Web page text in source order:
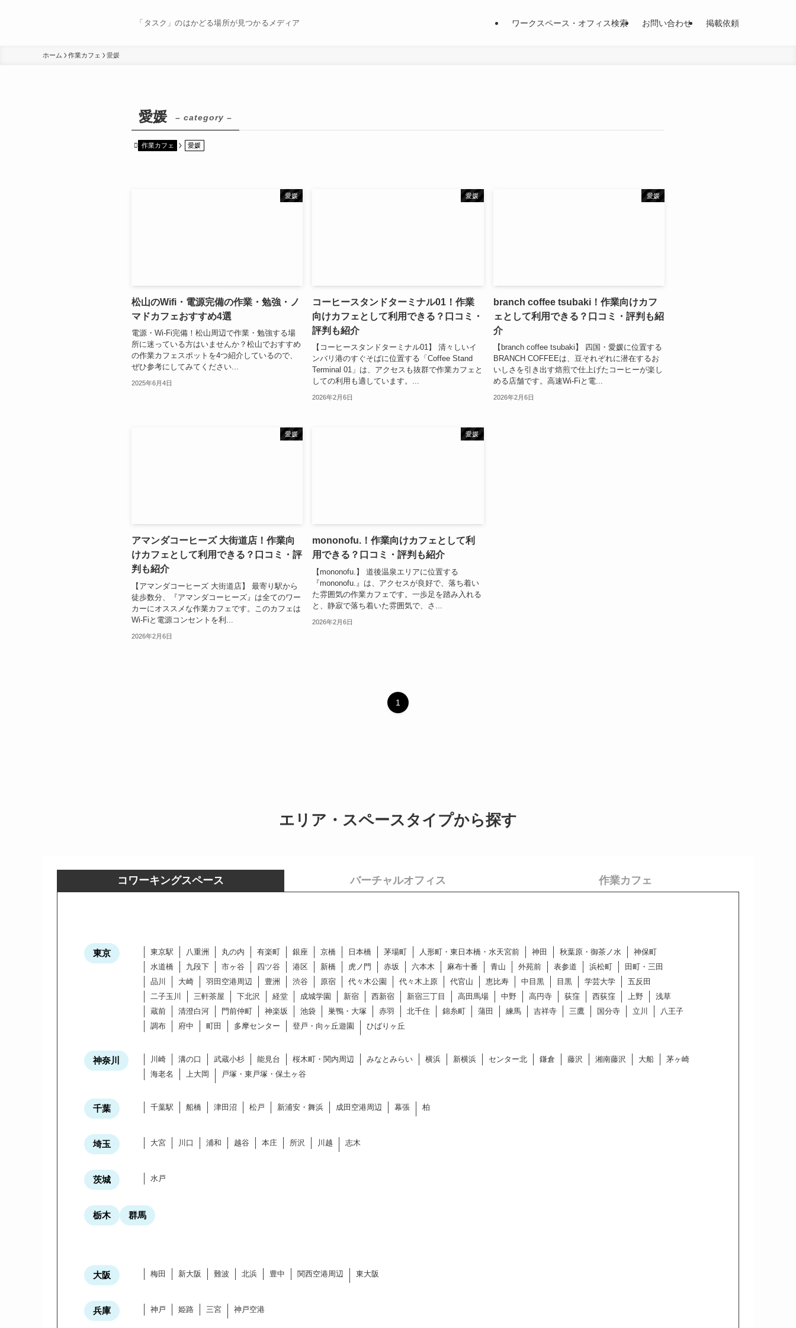
「タスク」のはかどる場所が見つかるメディア ワークスペース・オフィス検索 お問い合わせ 掲載依頼
ホーム 作業カフェ 愛媛
愛媛 – category –
作業カフェ 愛媛
愛媛
松山のWifi・電源完備の作業・勉強・ノ
マドカフェおすすめ4選
電源・Wi-Fi完備！松山周辺で作業・勉強する場
所に迷っている方はいませんか？松山でおすすめ
の作業カフェスポットを4つ紹介しているので、
ぜひ参考にしてみてください...
2025年6月4日
愛媛
コーヒースタンドターミナル01！作業
向けカフェとして利用できる？口コミ・
評判も紹介
【コーヒースタンドターミナル01】 清々しいイ
ンバリ港のすぐそばに位置する「Coffee Stand
Terminal 01」は、アクセスも抜群で作業カフェと
しての利用も適しています。...
2026年2月6日
愛媛
branch coffee tsubaki！作業向けカフ
ェとして利用できる？口コミ・評判も紹
介
【branch coffee tsubaki】 四国・愛媛に位置する
BRANCH COFFEEは、豆それぞれに潜在するお
いしさを引き出す焙煎で仕上げたコーヒーが楽し
める店舗です。高速Wi-Fiと電...
2026年2月6日
愛媛
アマンダコーヒーズ 大街道店！作業向
けカフェとして利用できる？口コミ・評
判も紹介
【アマンダコーヒーズ 大街道店】 最寄り駅から
徒歩数分、『アマンダコーヒーズ』は全てのワー
カーにオススメな作業カフェです。このカフェは
Wi-Fiと電源コンセントを利...
2026年2月6日
愛媛
mononofu.！作業向けカフェとして利
用できる？口コミ・評判も紹介
【mononofu.】 道後温泉エリアに位置する
『mononofu.』は、アクセスが良好で、落ち着い
た雰囲気の作業カフェです。一歩足を踏み入れる
と、静寂で落ち着いた雰囲気で、さ...
2026年2月6日
1
エリア・スペースタイプから探す
コワーキングスペース バーチャルオフィス 作業カフェ
東京 東京駅 八重洲 丸の内 有楽町 銀座 京橋 日本橋 茅場町 人形町・東日本橋・水天宮前 神田 秋葉原・御茶ノ水
神保町
水道橋
九段下 市ヶ谷 四ツ谷 港区 新橋 虎ノ門 赤坂 六本木 麻布十番 青山 外苑前 表参道 浜松町
田町・三田
品川
大崎 羽田空港周辺 豊洲 渋谷 原宿 代々木公園 代々木上原 代官山 恵比寿 中目黒 目黒 学芸大学
五反田
二子玉川
三軒茶屋 下北沢 経堂 成城学園 新宿 西新宿 新宿三丁目 高田馬場 中野 高円寺 荻窪 西荻窪 上野
浅草
蔵前
清澄白河 門前仲町 神楽坂 池袋 巣鴨・大塚 赤羽 北千住 錦糸町 蒲田 練馬 吉祥寺 三鷹 国分寺 立川
八王子
調布
府中 町田 多摩センター 登戸・向ヶ丘遊園 ひばりヶ丘
神奈川 川崎 溝の口 武蔵小杉 能見台 桜木町・関内周辺 みなとみらい 横浜 新横浜 センター北 鎌倉 藤沢 湘南藤沢 大船
茅ヶ崎
海老名
上大岡 戸塚・東戸塚・保土ヶ谷
千葉 千葉駅 船橋 津田沼 松戸 新浦安・舞浜 成田空港周辺 幕張 柏
埼玉 大宮 川口 浦和 越谷 本庄 所沢 川越 志木
茨城 水戸
栃木 群馬
大阪 梅田 新大阪 難波 北浜 豊中 関西空港周辺 東大阪
兵庫 神戸 姫路 三宮 神戸空港